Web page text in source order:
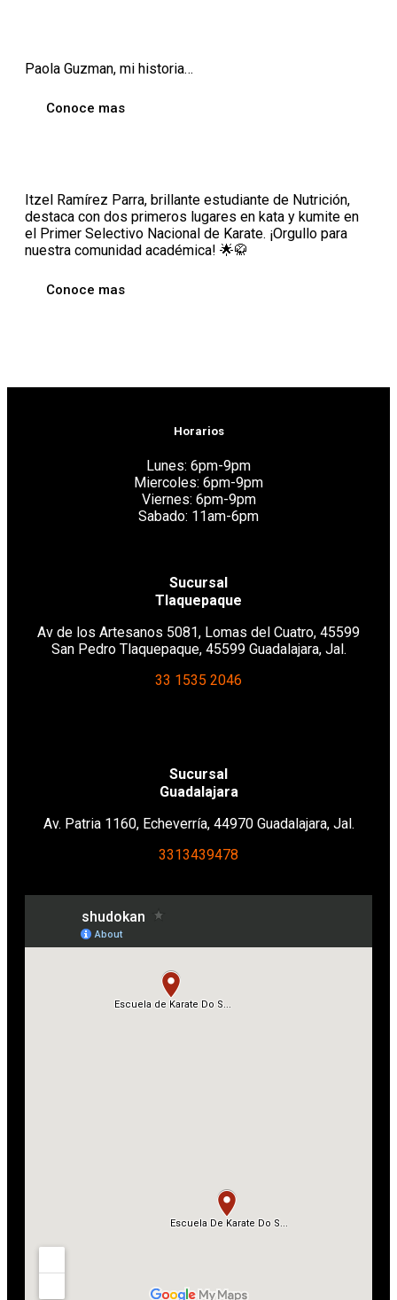
Paola Guzman, mi historia…
Conoce mas
Itzel Ramírez Parra, brillante estudiante de Nutrición,
destaca con dos primeros lugares en kata y kumite en
el Primer Selectivo Nacional de Karate. ¡Orgullo para
nuestra comunidad académica! 🌟🥋
Conoce mas
Horarios
Lunes: 6pm-9pm
Miercoles: 6pm-9pm
Viernes: 6pm-9pm
Sabado: 11am-6pm
Sucursal
Tlaquepaque
Av de los Artesanos 5081, Lomas del Cuatro, 45599
San Pedro Tlaquepaque, 45599 Guadalajara, Jal.
33 1535 2046
Sucursal
Guadalajara
Av. Patria 1160, Echeverría, 44970 Guadalajara, Jal.
3313439478